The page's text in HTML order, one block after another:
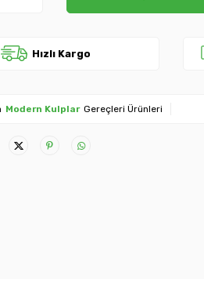
Hızlı Kargo
Modern Kulplar Gereçleri Ürünleri